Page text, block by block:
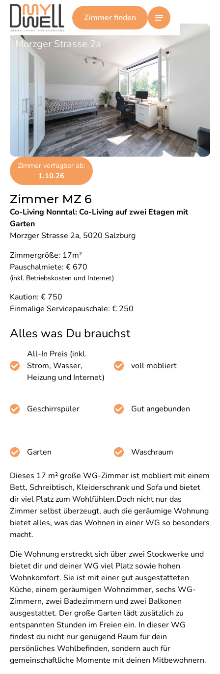
Zimmer finden
Zimmer MZ 6
Morzger Strasse 2a
Zimmer verfügbar ab:
1.10.26
Zimmer MZ 6
Co-Living Nonntal:Co-Living auf zwei Etagen mit
Garten
Morzger Strasse 2a, 5020 Salzburg
Zimmergröße: 17m²
Pauschalmiete: € 670
(inkl. Betriebskosten und Internet)
Kaution: € 750
Einmalige Servicepauschale: € 250
Alles was Du brauchst
All-In Preis (inkl.
Strom, Wasser,
Heizung und Internet)
voll möbliert
Geschirrspüler Gut angebunden
Garten Waschraum
Dieses 17 m² große WG-Zimmer ist möbliert mit einem
Bett, Schreibtisch, Kleiderschrank und Sofa und bietet
dir viel Platz zum Wohlfühlen.Doch nicht nur das
Zimmer selbst überzeugt, auch die geräumige Wohnung
bietet alles, was das Wohnen in einer WG so besonders
macht.
Die Wohnung erstreckt sich über zwei Stockwerke und
bietet dir und deiner WG viel Platz sowie hohen
Wohnkomfort. Sie ist mit einer gut ausgestatteten
Küche, einem geräumigen Wohnzimmer, sechs WG-
Zimmern, zwei Badezimmern und zwei Balkonen
ausgestattet. Der große Garten lädt zusätzlich zu
entspannten Stunden im Freien ein. In dieser WG
findest du nicht nur genügend Raum für dein
persönliches Wohlbefinden, sondern auch für
gemeinschaftliche Momente mit deinen Mitbewohnern.